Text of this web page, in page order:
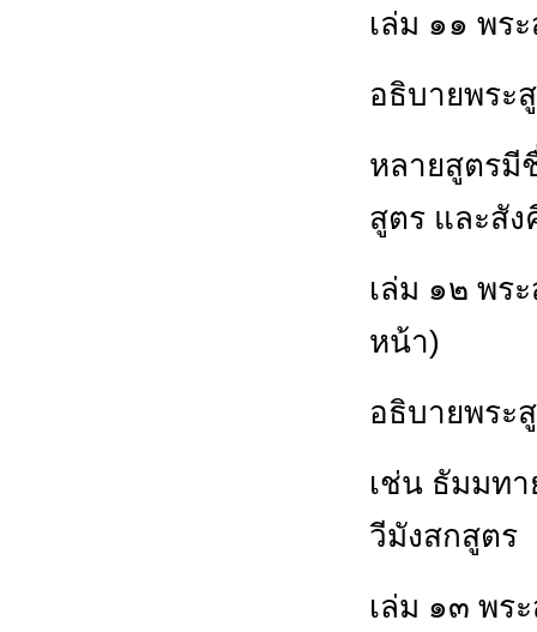
เล่ม ๑๑ พร
อธิบายพระ
หลายสูตรมี
สูตร และสั
เล่ม ๑๒ พ
หน้า)
อธิบายพระ
เช่น ธัมมท
วีมังสกสูตร
เล่ม ๑๓ พ